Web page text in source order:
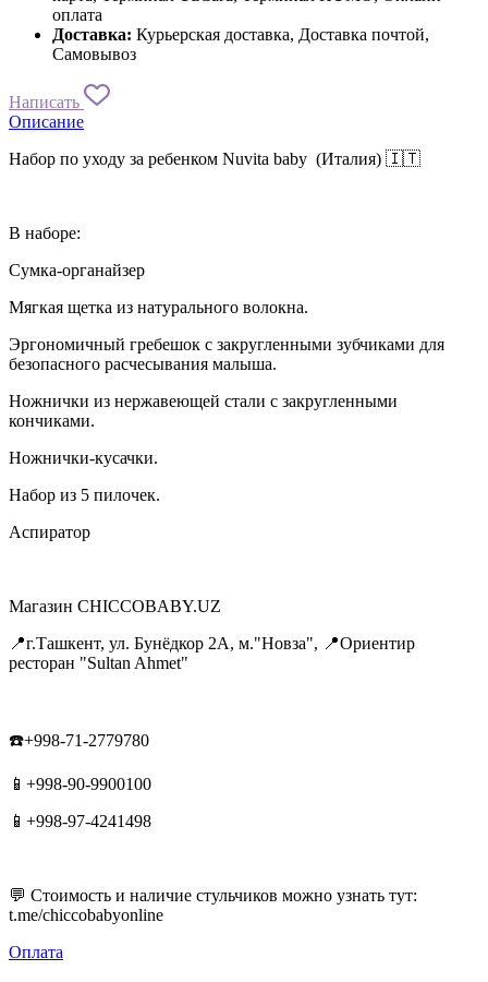
оплата
Доставка: Курьерская доставка, Доставка почтой,
Самовывоз
Написать
Описание
Набор по уходу за ребенком Nuvita baby (Италия) 🇮🇹
В наборе:
Сумка-органайзер
Мягкая щетка из натурального волокна.
Эргономичный гребешок с закругленными зубчиками для
безопасного расчесывания малыша.
Ножнички из нержавеющей стали с закругленными
кончиками.
Ножнички-кусачки.
Набор из 5 пилочек.
Аспиратор
Магазин CHICCOBABY.UZ
📍г.Ташкент, ул. Бунёдкор 2А, м."Новза", 📍Ориентир
ресторан "Sultan Ahmet"
☎️+998-71-2779780
📱+998-90-9900100
📱+998-97-4241498
💬 Стоимость и наличие стульчиков можно узнать тут:
t.me/chiccobabyonline
Оплата